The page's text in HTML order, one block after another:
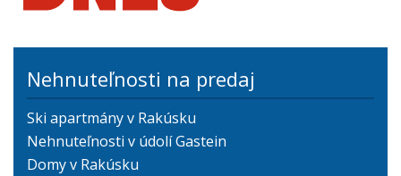
Nehnuteľnosti na predaj
Ski apartmány v Rakúsku
Nehnuteľnosti v údolí Gastein
Domy v Rakúsku